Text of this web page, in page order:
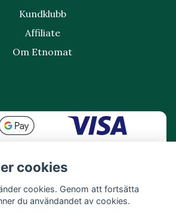
Kundklubb
Affiliate
Om Etnomat
cookies
cookies. Genom att fortsätta
du användandet av cookies.